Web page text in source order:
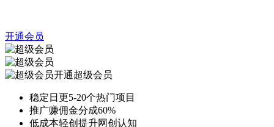
开通会员
开通超级会员
稳定日更5-20个热门项目
推广赚佣金分成60%
低成本轻创提升网创认知